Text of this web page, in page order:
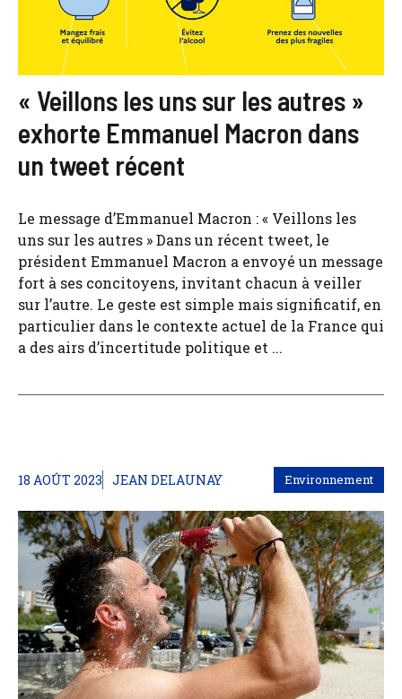
« Veillons les uns sur les autres »
exhorte Emmanuel Macron dans
un tweet récent
Le message d’Emmanuel Macron : « Veillons les
uns sur les autres » Dans un récent tweet, le
président Emmanuel Macron a envoyé un message
fort à ses concitoyens, invitant chacun à veiller
sur l’autre. Le geste est simple mais significatif, en
particulier dans le contexte actuel de la France qui
a des airs d’incertitude politique et ...
18 AOÛT 2023 JEAN DELAUNAY Environnement